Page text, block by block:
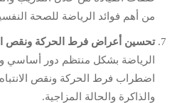
من أهم فوائد الرياضة للصحة
تحسين أعراض فرط الحركة ونقص
الرياضة بشكل منتظم دور أساسي
اضطراب فرط الحركة ونقص الانتباه
والذاكرة والحالة المزاجية.